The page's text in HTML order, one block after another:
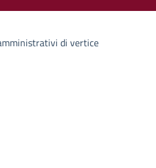
di vertice